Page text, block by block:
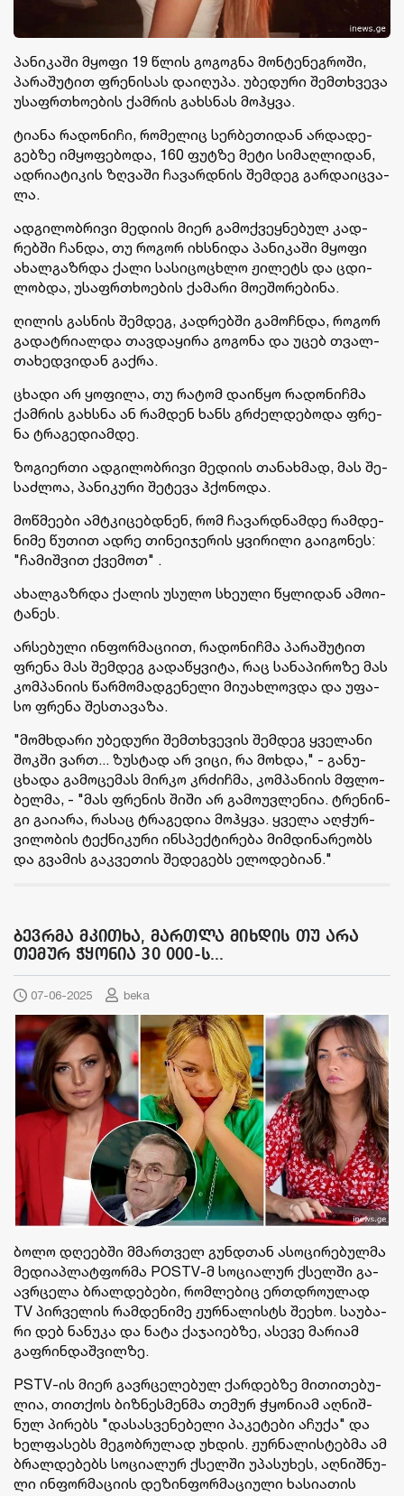
პა­ნი­კა­ში მყო­ფი 19 წლის გო­გოგ­ნა მონ­ტე­ნეგ­რო­ში,
პა­რა­შუ­ტით ფრე­ნი­სას და­ი­ღუ­პა. უბე­დუ­რი შემ­თხვე­ვა
უსაფრ­თხო­ე­ბის ქამ­რის გახ­სნას მოჰ­ყვა.
ტი­ა­ნა რა­დო­ნი­ჩი, რო­მე­ლიც სერ­ბე­თი­დან არ­და­დე­
გებ­ზე იმ­ყო­ფე­ბო­და, 160 ფუტ­ზე მეტი სი­მაღ­ლი­დან,
ად­რი­ა­ტი­კის ზღვა­ში ჩა­ვარ­დნის შემ­დეგ გარ­და­იც­ვა­
ლა.
ად­გი­ლობ­რი­ვი მე­დი­ის მიერ გა­მოქ­ვეყ­ნე­ბულ კად­
რებ­ში ჩან­და, თუ რო­გორ იხ­სნი­და პა­ნი­კა­ში მყო­ფი
ახალ­გაზ­რდა ქალი სა­სი­ცო­ცხლო ჟი­ლეტს და ცდი­
ლობ­და, უსაფრ­თხო­ე­ბის ქა­მა­რი მო­ე­შო­რე­ბი­ნა.
ღი­ლის გას­ნის შემ­დეგ, კად­რებ­ში გა­მოჩ­ნდა, რო­გორ
გა­დატ­რი­ალ­და თავ­და­ყი­რა გო­გო­ნა და უცებ თვალ­
თა­ხედ­ვი­დან გაქ­რა.
ცხა­დი არ ყო­ფი­ლა, თუ რა­ტომ და­ი­წყო რა­დო­ნიჩ­მა
ქამ­რის გახ­სნა ან რამ­დენ ხანს გრძელ­დე­ბო­და ფრე­
ნა ტრა­გე­დი­ამ­დე.
ზო­გი­ერ­თი ად­გი­ლობ­რი­ვი მე­დი­ის თა­ნახ­მად, მას შე­
საძ­ლოა, პა­ნი­კუ­რი შე­ტე­ვა ჰქო­ნო­და.
მოწ­მე­ე­ბი ამ­ტკი­ცებ­დნენ, რომ ჩა­ვარ­დნამ­დე რამ­დე­
ნი­მე წუ­თით ადრე თი­ნე­ი­ჯე­რის ყვი­რი­ლი გა­ი­გო­ნეს:
"ჩა­მიშ­ვით ქვე­მოთ" .
ახალ­გაზ­რდა ქა­ლის უსუ­ლო სხე­უ­ლი წყლი­დან ამო­ი­
ტა­ნეს.
არ­სე­ბუ­ლი ინ­ფორ­მა­ცი­ით, რა­დო­ნიჩ­მა პა­რა­შუ­ტით
ფრე­ნა მას შემ­დეგ გა­და­წყვი­ტა, რაც სა­ნა­პი­რო­ზე მას
კომ­პა­ნი­ის წარ­მო­მად­გე­ნე­ლი მი­უ­ახ­ლოვ­და და უფა­
სო ფრე­ნა შეს­თა­ვა­ზა.
"მომ­ხდა­რი უბე­დუ­რი შემ­თხვე­ვის შემ­დეგ ყვე­ლა­ნი
შოკ­ში ვართ... ზუს­ტად არ ვიცი, რა მოხ­და," - გა­ნუ­
ცხა­და გა­მო­ცე­მას მირ­კო კრძიჩ­მა, კომ­პა­ნი­ის მფლო­
ბელ­მა, - "მას ფრე­ნის შიში არ გა­მო­უვ­ლე­ნია. ტრე­ნინ­
გი გა­ი­ა­რა, რა­საც ტრა­გე­დია მოჰ­ყვა. ყვე­ლა აღ­ჭურ­
ვი­ლო­ბის ტექ­ნი­კუ­რი ინ­სპექ­ტი­რე­ბა მიმ­დი­ნა­რე­ობს
და გვა­მის გაკ­ვე­თის შე­დე­გებს ელო­დე­ბი­ან."
ბევრმა მკითხა, მართლა მიხდის თუ არა
თემურ ჭყონია 30 000-ს...
07-06-2025 beka
ბოლო დღე­ებ­ში მმარ­თველ გუნდთან ასო­ცი­რე­ბულ­მა
მე­დი­აპ­ლატ­ფორ­მა POSTV-მ სო­ცი­ა­ლურ ქსელ­ში გა­
ავ­რცე­ლა ბრალ­დე­ბე­ბი, რომ­ლე­ბიც ერ­თდრო­უ­ლად
TV პირ­ვე­ლის რამ­დე­ნი­მე ჟურ­ნა­ლისტს შე­ე­ხო. სა­უ­ბა­
რი დებ ნა­ნუ­კა და ნატა ქა­ჯა­ი­ებ­ზე, ასე­ვე მა­რი­ამ
გაფ­რინ­დაშ­ვილ­ზე.
PSTV-ის მიერ გავ­რცე­ლე­ბულ ქარ­დებ­ზე მი­თი­თე­ბუ­
ლია, თით­ქოს ბიზ­ნეს­მენ­მა თე­მურ ჭყო­ნი­ამ აღ­ნიშ­
ნულ პი­რებს "და­სას­ვე­ნე­ბე­ლი პა­კე­ტე­ბი აჩუ­ქა" და
ხელ­ფა­სებს მე­გობ­რუ­ლად უხ­დის. ჟურ­ნა­ლის­ტებ­მა ამ
ბრალ­დე­ბებს სო­ცი­ა­ლურ ქსელ­ში უპა­სუ­ხეს, აღ­ნიშ­ნუ­
ლი ინ­ფორ­მა­ცი­ის დე­ზინ­ფორ­მა­ცი­უ­ლი ხა­სი­ა­თის